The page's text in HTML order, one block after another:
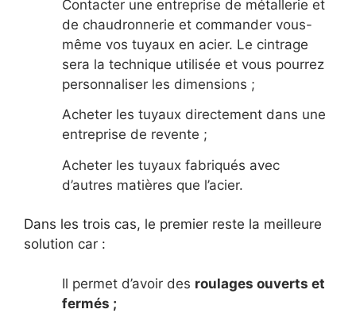
Contacter une entreprise de métallerie et
de chaudronnerie et commander vous-
même vos tuyaux en acier. Le cintrage
sera la technique utilisée et vous pourrez
personnaliser les dimensions ;
Acheter les tuyaux directement dans une
entreprise de revente ;
Acheter les tuyaux fabriqués avec
d’autres matières que l’acier.
Dans les trois cas, le premier reste la meilleure
solution car :
Il permet d’avoir des roulages ouverts et
fermés ;